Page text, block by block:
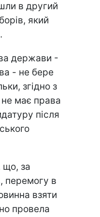
в другий
який
держави -
- не бере
згідно з
не має права
після
що, за
перемогу в
взяти
провела